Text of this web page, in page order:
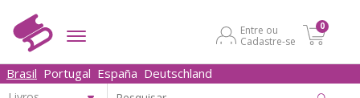
Entre ou
Cadastre-se
0
Brasil Portugal España Deutschland